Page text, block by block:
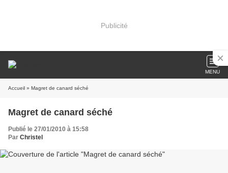
Publicité
MENU
Accueil » Magret de canard séché
Magret de canard séché
Publié le 27/01/2010 à 15:58
Par Christel